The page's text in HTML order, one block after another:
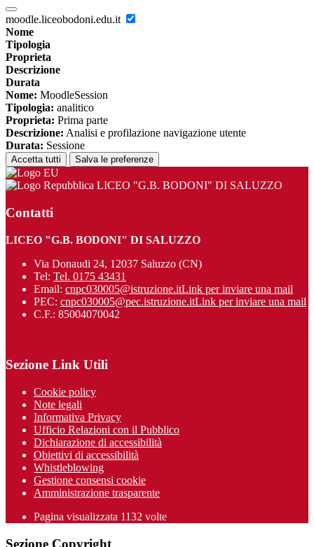
moodle.liceobodoni.edu.it
Nome
Tipologia
Proprieta
Descrizione
Durata
Nome: MoodleSession
Tipologia: analitico
Proprieta: Prima parte
Descrizione: Analisi e profilazione navigazione utente
Durata: Sessione
Accetta tutti Salva le preferenze
LICEO "G.B. BODONI" DI SALUZZO
Contatti
LICEO "G.B. BODONI" DI SALUZZO
Via Donaudi 24, 12037 Saluzzo (CN)
Tel: Tel. 0175 43431
Email: cnpc030005@istruzione.itLink per inviare una mail
PEC: cnpc030005@pec.istruzione.itLink per inviare una mail
C.F.: 85004070042
Sezione Link Utili
Cookie policy
Note legali
Informativa Privacy
Ufficio Relazioni con il Pubblico
Dichiarazione di accessibilità
Obiettivi di accessibilità
Whistleblowing
Gestione consensi cookie
Amministrazione trasparente
Pagina visualizzata 1132 volte
Sezione Copyright